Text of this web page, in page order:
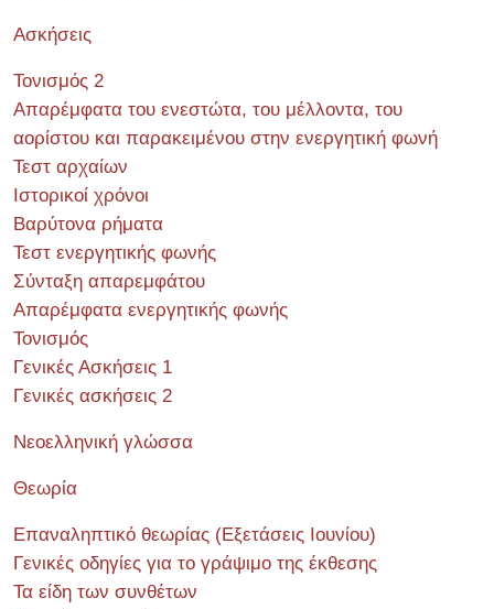
Ασκήσεις
Τονισμός 2
Απαρέμφατα του ενεστώτα, του μέλλοντα, του
αορίστου και παρακειμένου στην ενεργητική φωνή
Τεστ αρχαίων
Ιστορικοί χρόνοι
Βαρύτονα ρήματα
Τεστ ενεργητικής φωνής
Σύνταξη απαρεμφάτου
Απαρέμφατα ενεργητικής φωνής
Τονισμός
Γενικές Ασκήσεις 1
Γενικές ασκήσεις 2
Νεοελληνική γλώσσα
Θεωρία
Επαναληπτικό θεωρίας (Εξετάσεις Ιουνίου)
Γενικές οδηγίες για το γράψιμο της έκθεσης
Τα είδη των συνθέτων